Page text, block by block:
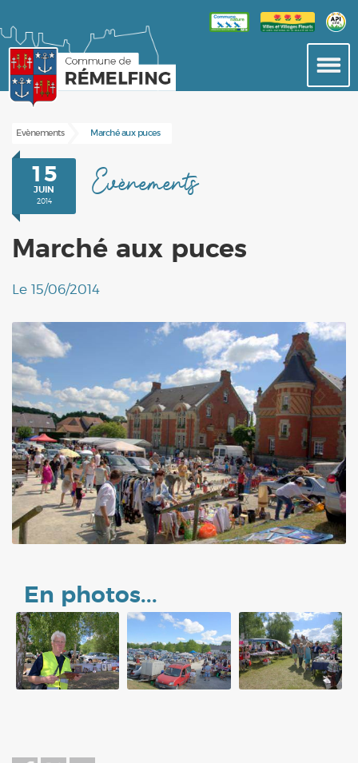
Evènements Marché aux puces
Evènements
Marché aux puces
Le 15/06/2014
15
JUIN
2014
En photos...